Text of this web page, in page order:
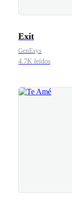
Exit
GenEsys
4.7K leídos